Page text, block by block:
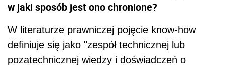
w jaki sposób jest ono chronione?
W literaturze prawniczej pojęcie know-how
definiuje się jako "zespół technicznej lub
pozatechnicznej wiedzy i doświadczeń o